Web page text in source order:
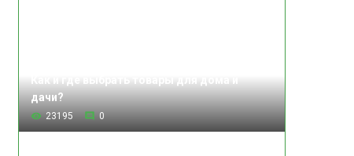
дачи?
23195 0